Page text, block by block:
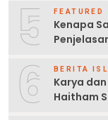
5 FEATURED
Kenapa
6 BERITA
Karya
Haitham